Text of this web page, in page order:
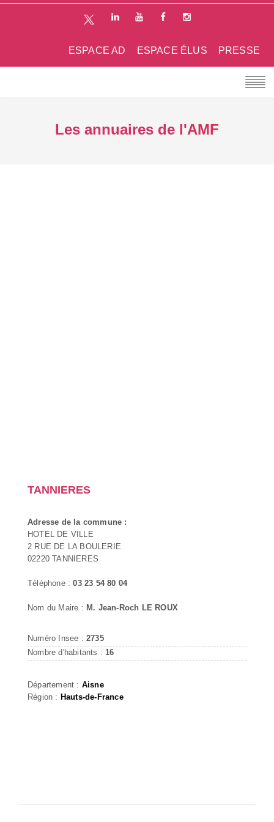
PRESSE
ESPACE ÉLUS
ESPACE AD
Les annuaires de l'AMF
TANNIERES
Adresse de la commune :
HOTEL DE VILLE
2 RUE DE LA BOULERIE
02220 TANNIERES
Téléphone :03 23 54 80 04
Nom du Maire : M. Jean-Roch LE ROUX
Numéro Insee : 2735
Nombre d'habitants : 16
Département : Aisne
Région : Hauts-de-France